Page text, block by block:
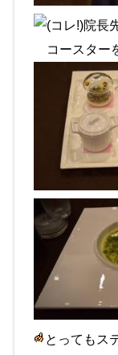
院長
コースター
とってもス